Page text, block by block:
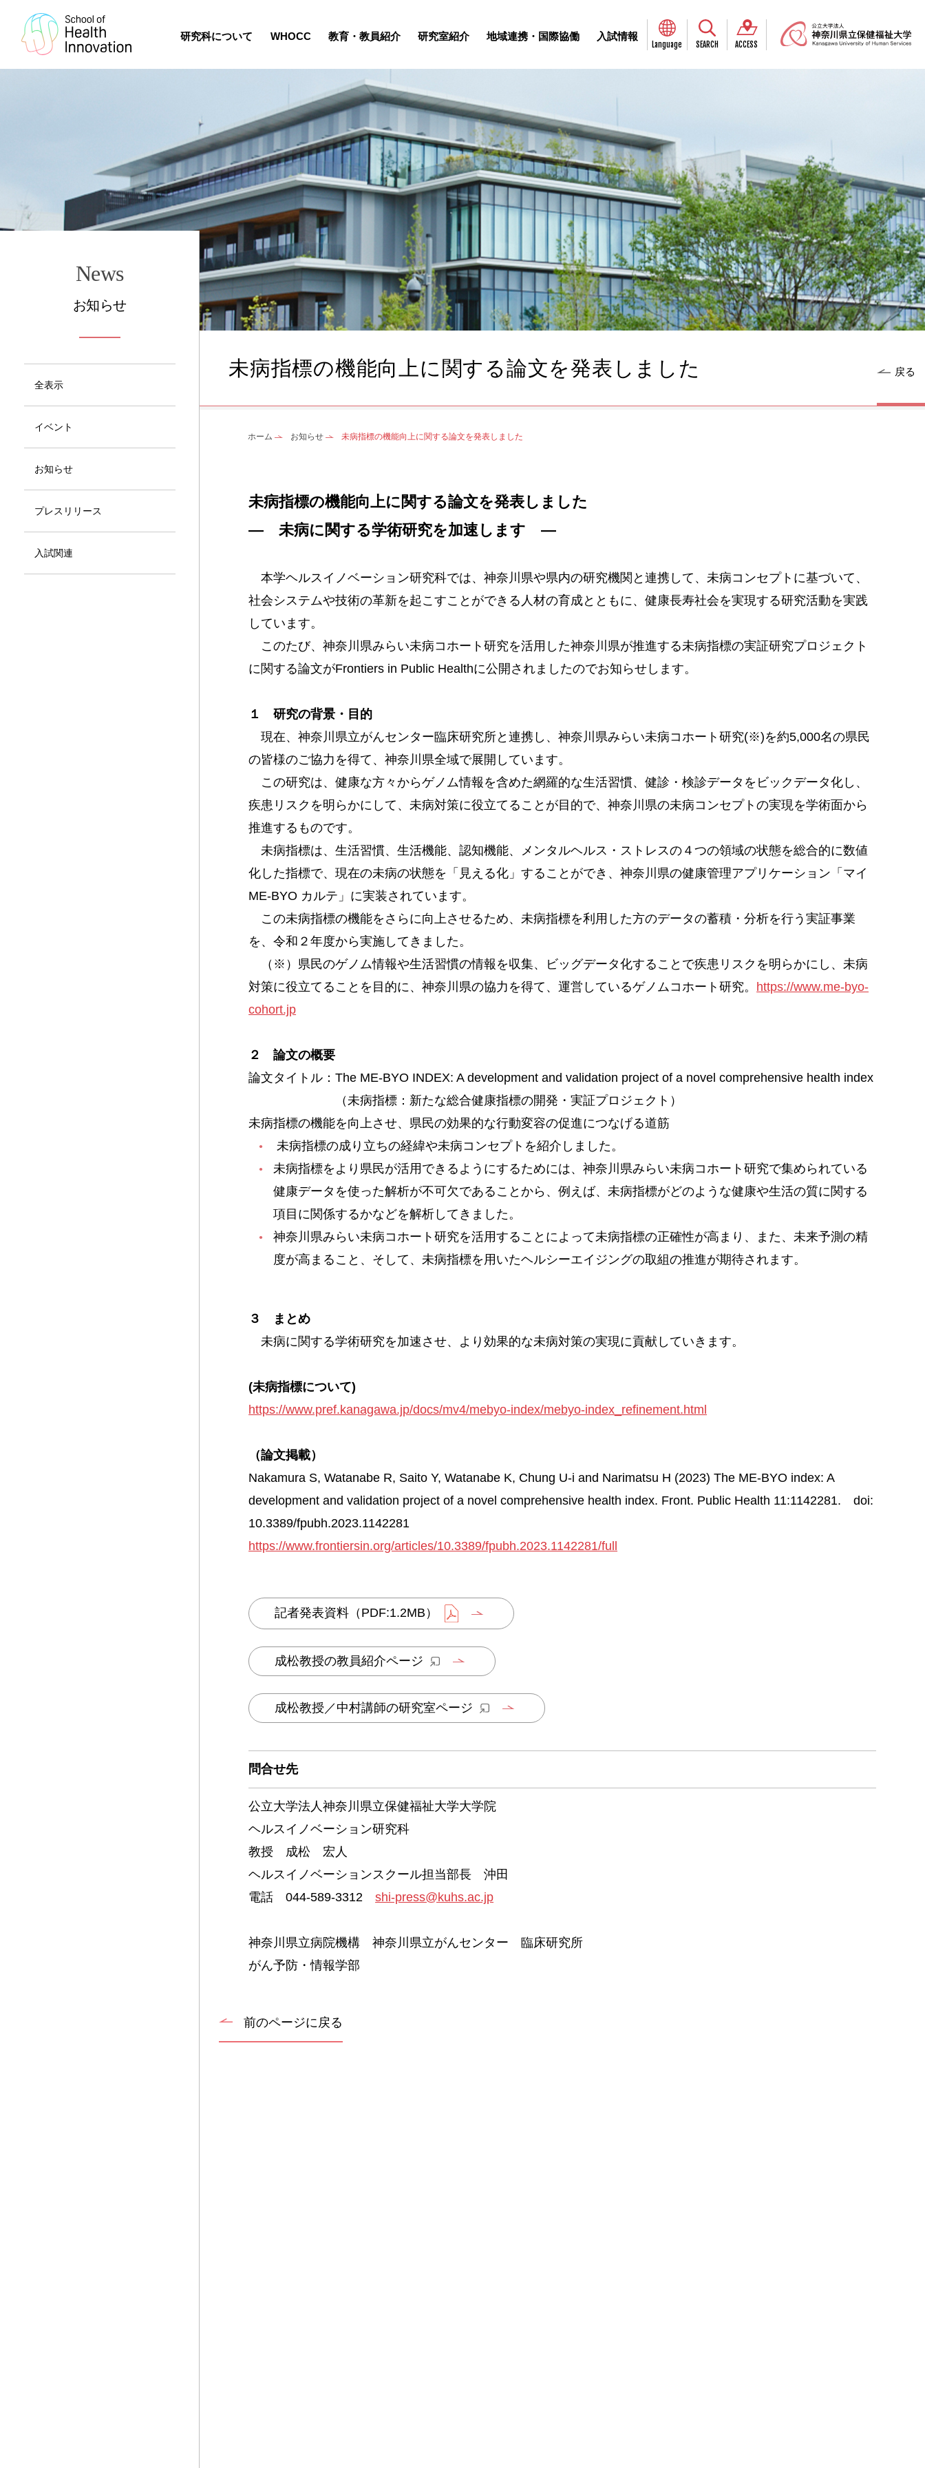
研究科について WHOCC 教育・ 教員紹介 研究室紹介 地域連携・ 国際協働 入試情報
Language SEARCH ACCESS
News
お知らせ
全表示
イベント
お知らせ
プレスリリース
入試関連
未病指標の機能向上に関する論文を発表しました 戻る
ホーム お知らせ 未病指標の機能向上に関する論文を発表しました
未病指標の機能向上に関する論文を発表しました
― 未病に関する学術研究を加速します ―
本学ヘルスイノベーション研究科では、神奈川県や県内の研究機関と連携して、未病コンセプトに基づいて、
社会システムや技術の革新を起こすことができる人材の育成とともに、健康長寿社会を実現する研究活動を実践
しています。
このたび、神奈川県みらい未病コホート研究を活用した神奈川県が推進する未病指標の実証研究プロジェクト
に関する論文がFrontiers in Public Healthに公開されましたのでお知らせします。
１ 研究の背景・目的
現在、神奈川県立がんセンター臨床研究所と連携し、神奈川県みらい未病コホート研究(※)を約5,000名の県民
の皆様のご協力を得て、神奈川県全域で展開しています。
この研究は、健康な方々からゲノム情報を含めた網羅的な生活習慣、健診・検診データをビックデータ化し、
疾患リスクを明らかにして、未病対策に役立てることが目的で、神奈川県の未病コンセプトの実現を学術面から
推進するものです。
未病指標は、生活習慣、生活機能、認知機能、メンタルヘルス・ストレスの４つの領域の状態を総合的に数値
化した指標で、現在の未病の状態を「見える化」することができ、神奈川県の健康管理アプリケーション「マイ
ME-BYO カルテ」に実装されています。
この未病指標の機能をさらに向上させるため、未病指標を利用した方のデータの蓄積・分析を行う実証事業
を、令和２年度から実施してきました。
（※）県民のゲノム情報や生活習慣の情報を収集、ビッグデータ化することで疾患リスクを明らかにし、未病
対策に役立てることを目的に、神奈川県の協力を得て、運営しているゲノムコホート研究。 https://www.me-byo-
cohort.jp
２ 論文の概要
論文タイトル：The ME-BYO INDEX: A development and validation project of a novel comprehensive health index
（未病指標：新たな総合健康指標の開発・実証プロジェクト）
未病指標の機能を向上させ、県民の効果的な行動変容の促進につなげる道筋
未病指標の成り立ちの経緯や未病コンセプトを紹介しました。
未病指標をより県民が活用できるようにするためには、神奈川県みらい未病コホート研究で集められている
健康データを使った解析が不可欠であることから、例えば、未病指標がどのような健康や生活の質に関する
項目に関係するかなどを解析してきました。
神奈川県みらい未病コホート研究を活用することによって未病指標の正確性が高まり、また、未来予測の精
度が高まること、そして、未病指標を用いたヘルシーエイジングの取組の推進が期待されます。
３ まとめ
未病に関する学術研究を加速させ、より効果的な未病対策の実現に貢献していきます。
(未病指標について)
https://www.pref.kanagawa.jp/docs/mv4/mebyo-index/mebyo-index_refinement.html
（論文掲載）
Nakamura S, Watanabe R, Saito Y, Watanabe K, Chung U-i and Narimatsu H (2023) The ME-BYO index: A
development and validation project of a novel comprehensive health index. Front. Public Health 11:1142281. doi:
10.3389/fpubh.2023.1142281
https://www.frontiersin.org/articles/10.3389/fpubh.2023.1142281/full
記者発表資料（PDF:1.2MB）
成松教授の教員紹介ページ
成松教授／中村講師の研究室ページ
問合せ先
公立大学法人神奈川県立保健福祉大学大学院
ヘルスイノベーション研究科
教授 成松 宏人
ヘルスイノベーションスクール担当部長 沖田
電話 044-589-3312shi-press@kuhs.ac.jp
神奈川県立病院機構 神奈川県立がんセンター 臨床研究所
がん予防・情報学部
前のページに戻る